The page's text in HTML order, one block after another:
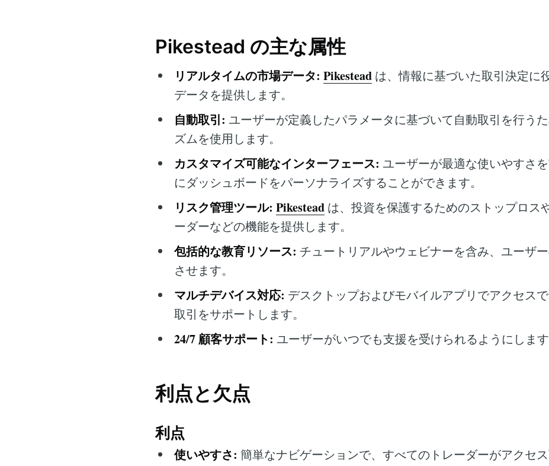
Pikestead の主な属性
リアルタイムの市場データ: Pikestead は、情報に基づいた取引決定に
データを提供します。
自動取引: ユーザーが定義したパラメータに基づいて自動取引を行う
ズムを使用します。
カスタマイズ可能なインターフェース: ユーザーが最適な使いやすさ
にダッシュボードをパーソナライズすることができます。
リスク管理ツール: Pikestead は、投資を保護するためのストップロス
ーダーなどの機能を提供します。
包括的な教育リソース: チュートリアルやウェビナーを含み、ユーザ
させます。
マルチデバイス対応: デスクトップおよびモバイルアプリでアクセス
取引をサポートします。
24/7 顧客サポート: ユーザーがいつでも支援を受けられるようにします
利点と欠点
利点
使いやすさ: 簡単なナビゲーションで、すべてのトレーダーがアクセス